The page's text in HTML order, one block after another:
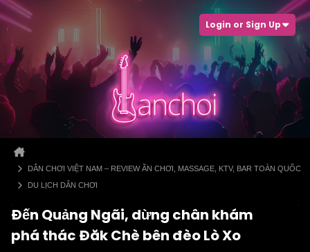
Login or Sign Up
DÂN CHƠI VIỆT NAM – REVIEW ĂN CHƠI, MASSAGE, KTV, BAR TOÀN QUỐC
DU LỊCH DÂN CHƠI
Đến Quảng Ngãi, dừng chân khám
phá thác Đăk Chè bên đèo Lò Xo